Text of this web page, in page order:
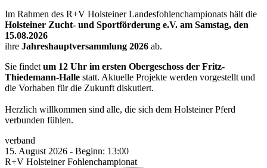
Im Rahmen des R+V Holsteiner Landesfohlenchampionats hält die
Holsteiner Zucht- und Sportförderung e.V. am Samstag, den
15.08.2026
ihre Jahreshauptversammlung 2026 ab.
Sie findet um 12 Uhr im ersten Obergeschoss der Fritz-
Thiedemann-Halle statt. Aktuelle Projekte werden vorgestellt und
die Vorhaben für die Zukunft diskutiert.
Herzlich willkommen sind alle, die sich dem Holsteiner Pferd
verbunden fühlen.
verband
15. August 2026 - Beginn: 13:00
R+V Holsteiner Fohlenchampionat